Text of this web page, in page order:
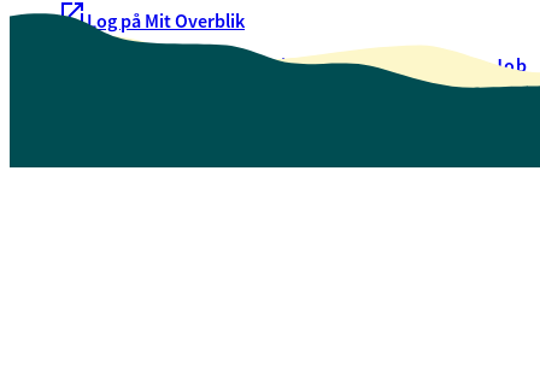
Log på Mit Overblik
Oversigt over selvbetjeningJob